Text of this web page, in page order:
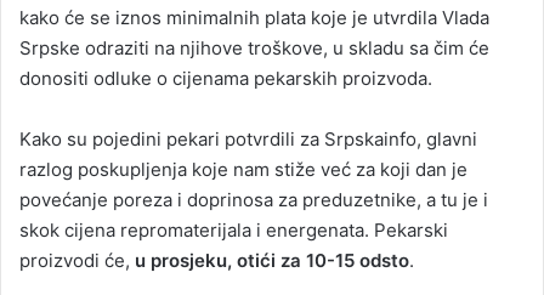
kako će se iznos minimalnih plata koje je utvrdila Vlada
Srpske odraziti na njihove troškove, u skladu sa čim će
donositi odluke o cijenama pekarskih proizvoda.
Kako su pojedini pekari potvrdili za Srpskainfo, glavni
razlog poskupljenja koje nam stiže već za koji dan je
povećanje poreza i doprinosa za preduzetnike, a tu je i
skok cijena repromaterijala i energenata. Pekarski
proizvodi će, u prosjeku, otići za 10-15 odsto.